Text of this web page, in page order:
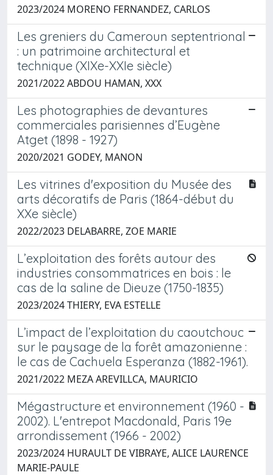
2023/2024 MORENO FERNANDEZ, CARLOS
Les greniers du Cameroun septentrional
: un patrimoine architectural et
technique (XIXe-XXIe siècle)
2021/2022 ABDOU HAMAN, XXX
Les photographies de devantures
commerciales parisiennes d’Eugène
Atget (1898 - 1927)
2020/2021 GODEY, MANON
Les vitrines d'exposition du Musée des
arts décoratifs de Paris (1864-début du
XXe siècle)
2022/2023 DELABARRE, ZOE MARIE
L’exploitation des forêts autour des
industries consommatrices en bois : le
cas de la saline de Dieuze (1750-1835)
2023/2024 THIERY, EVA ESTELLE
L’impact de l’exploitation du caoutchouc
sur le paysage de la forêt amazonienne :
le cas de Cachuela Esperanza (1882-1961).
2021/2022 MEZA AREVILLCA, MAURICIO
Mégastructure et environnement (1960 -
2002). L'entrepot Macdonald, Paris 19e
arrondissement (1966 - 2002)
2023/2024 HURAULT DE VIBRAYE, ALICE LAURENCE
MARIE-PAULE